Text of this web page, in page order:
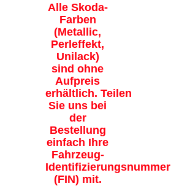
Alle Skoda-
Farben
(Metallic,
Perleffekt,
Unilack)
sind ohne
Aufpreis
erhältlich. Teilen
Sie uns bei
der
Bestellung
einfach Ihre
Fahrzeug-
Identifizierungsnummer
(FIN) mit.